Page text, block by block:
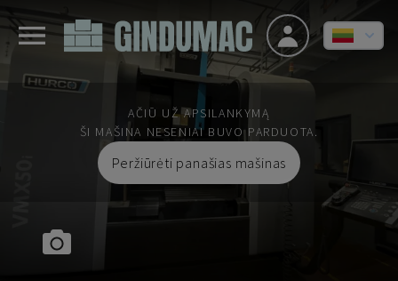
AČIŪ UŽ APSILANKYMĄ
ŠI MAŠINA NESENIAI BUVO PARDUOTA.
Peržiūrėti panašias mašinas